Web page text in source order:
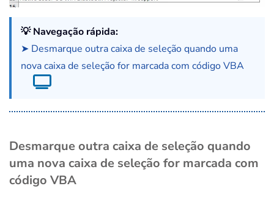
💡 Navegação rápida:
➤ Desmarque outra caixa de seleção quando uma
nova caixa de seleção for marcada com código VBA
Desmarque outra caixa de seleção quando
uma nova caixa de seleção for marcada com
código VBA